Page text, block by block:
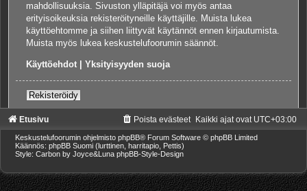
mahdollisuuksia. Sivuston ylläpitäjä voi myös antaa
erityisoikeuksia rekisteröityneille käyttäjille. Muista lukea
käyttöehtomme ja siihen liittyvät käytännöt ennen kirjautumista.
Muista myös lukea keskustelufoorumin säännöt.
Käyttöehdot| Yksityisyyden suoja
Rekisteröidy
Etusivu Kaikki ajat ovat UTC+03:00
Poista evästeet
Keskustelufoorumin ohjelmisto phpBB® Forum Software © phpBB Limited
Käännös: phpBB Suomi (lurttinen, harritapio, Pettis)
Style: Carbon by Joyce&Luna phpBB-Style-Design